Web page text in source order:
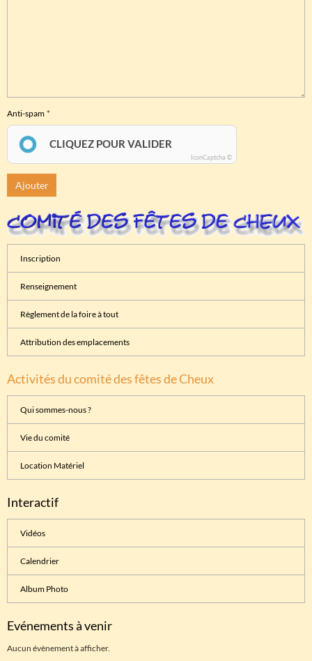
Anti-spam
CLIQUEZ POUR VALIDER
IconCaptcha ©
Ajouter
Inscription
Renseignement
Règlement de la foire à tout
Attribution des emplacements
Activités du comité des fêtes de Cheux
Qui sommes-nous ?
Vie du comité
Location Matériel
Interactif
Vidéos
Calendrier
Album Photo
Evénements à venir
Aucun évènement à afficher.